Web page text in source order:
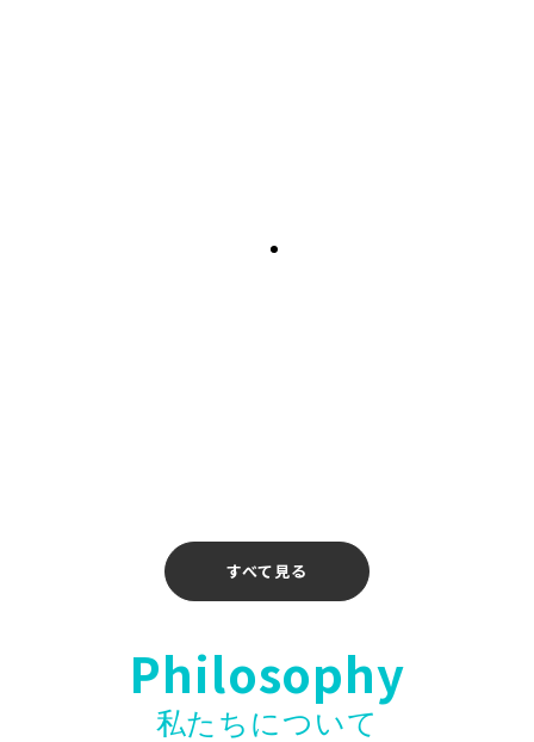
【求人情報】訪問看護スタッフ「入社お祝い金
すべて見る
Philosophy
私たちについて